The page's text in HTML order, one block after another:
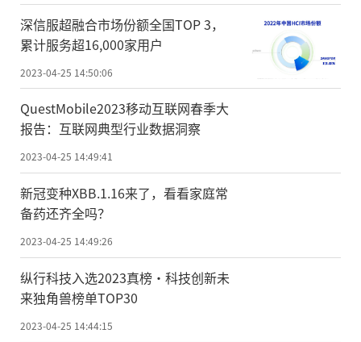
深信服超融合市场份额全国TOP 3，
累计服务超16,000家用户
2023-04-25 14:50:06
QuestMobile2023移动互联网春季大
报告：互联网典型行业数据洞察
2023-04-25 14:49:41
新冠变种XBB.1.16来了，看看家庭常
备药还齐全吗？
2023-04-25 14:49:26
纵行科技入选2023真榜·科技创新未
来独角兽榜单TOP30
2023-04-25 14:44:15